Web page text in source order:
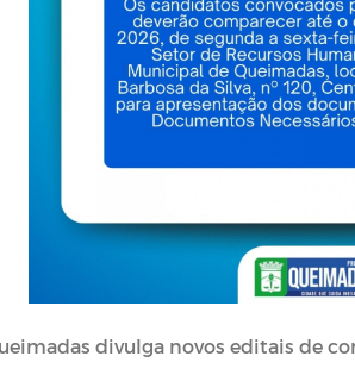
divulga novos editais de